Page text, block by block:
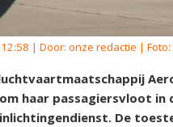
| Door: onze redactie |
luchtvaartmaatschappij
haar passagiersvloot in
De